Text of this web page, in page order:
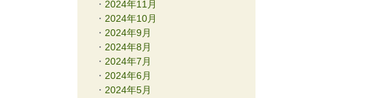
2024年11月
2024年10月
2024年9月
2024年8月
2024年7月
2024年6月
2024年5月